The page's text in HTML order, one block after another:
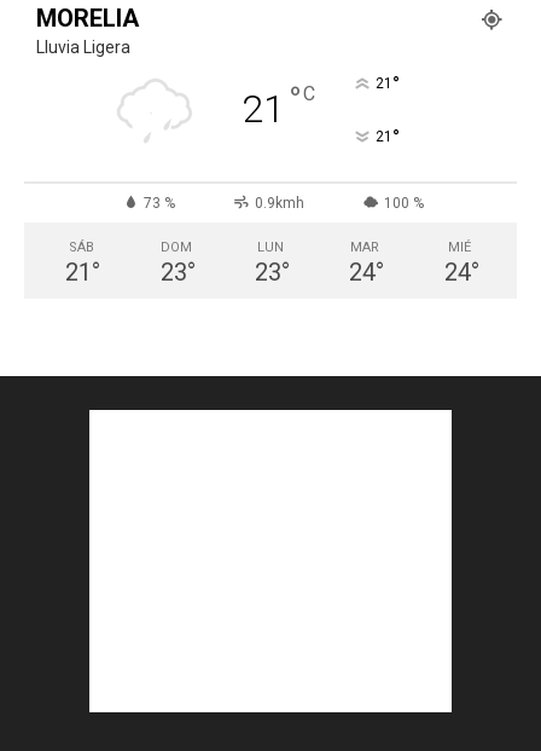
MORELIA
Lluvia Ligera
21 °C 21 °
21 °
73 % 0.9kmh 100 %
SÁB
21 °
DOM
23°
LUN
23°
MAR
24°
MIÉ
24°